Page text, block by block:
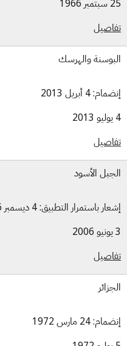
والهرسك
4 أبريل 2013
الأسود
باستمرار التطبيق: 4 ديسمبر 2006
24 مارس 1972